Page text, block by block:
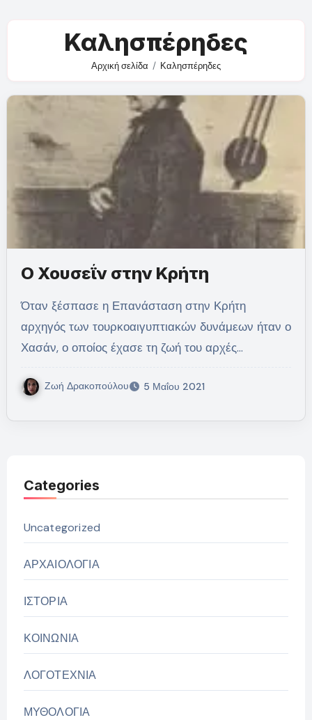
Καλησπέρηδες
Αρχική σελίδα Καλησπέρηδες
Ο Χουσεΐν στην Κρήτη
Όταν ξέσπασε η Επανάσταση στην Κρήτη
αρχηγός των τουρκοαιγυπτιακών δυνάμεων ήταν ο
Χασάν, ο οποίος έχασε τη ζωή του αρχές…
Ζωή Δρακοπούλου 5 Μαΐου 2021
Categories
Uncategorized
ΑΡΧΑΙΟΛΟΓΙΑ
ΙΣΤΟΡΙΑ
ΚΟΙΝΩΝΙΑ
ΛΟΓΟΤΕΧΝΙΑ
ΜΥΘΟΛΟΓΙΑ